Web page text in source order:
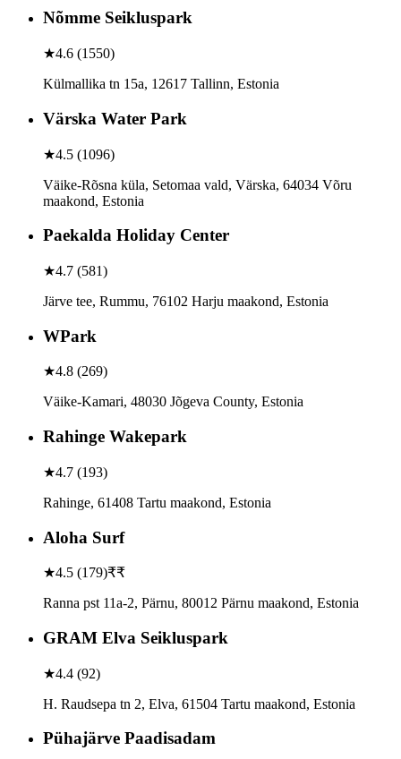
Nõmme Seikluspark
★4.6 (1550)
Külmallika tn 15a, 12617 Tallinn, Estonia
Värska Water Park
★4.5 (1096)
Väike-Rõsna küla, Setomaa vald, Värska, 64034 Võru
maakond, Estonia
Paekalda Holiday Center
★4.7 (581)
Järve tee, Rummu, 76102 Harju maakond, Estonia
WPark
★4.8 (269)
Väike-Kamari, 48030 Jõgeva County, Estonia
Rahinge Wakepark
★4.7 (193)
Rahinge, 61408 Tartu maakond, Estonia
Aloha Surf
★4.5 (179)₹₹
Ranna pst 11a-2, Pärnu, 80012 Pärnu maakond, Estonia
GRAM Elva Seikluspark
★4.4 (92)
H. Raudsepa tn 2, Elva, 61504 Tartu maakond, Estonia
Pühajärve Paadisadam